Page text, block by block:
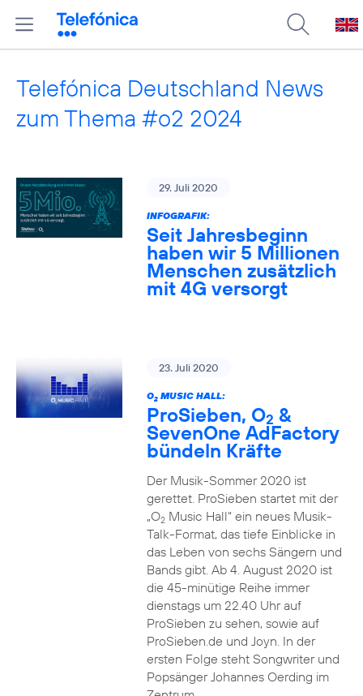
Telefónica Deutschland News
zum Thema #o2 2024
29. Juli 2020
INFOGRAFIK:
Seit Jahresbeginn
haben wir 5 Millionen
Menschen zusätzlich
mit 4G versorgt
23. Juli 2020
O2MUSIC HALL:
ProSieben, O2 &
SevenOne AdFactory
bündeln Kräfte
Der Musik-Sommer 2020 ist
gerettet. ProSieben startet mit der
„O2Music Hall“ ein neues Musik-
Talk-Format, das tiefe Einblicke in
das Leben von sechs Sängern und
Bands gibt. Ab 4. August 2020 ist
die 45-minütige Reihe immer
dienstags um 22.40 Uhr auf
ProSieben zu sehen, sowie auf
ProSieben.de und Joyn. In der
ersten Folge steht Songwriter und
Popsänger Johannes Oerding im